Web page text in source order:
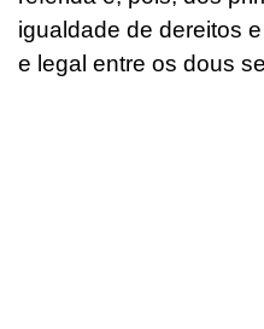
igualdade de dereitos
e legal entre os dous